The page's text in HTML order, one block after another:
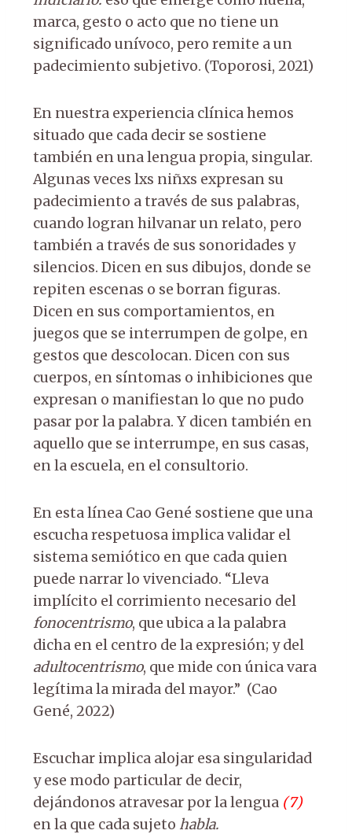
marca, gesto o acto que no tiene un
significado unívoco, pero remite a un
padecimiento subjetivo. (Toporosi, 2021)
En nuestra experiencia clínica hemos
situado que cada decir se sostiene
también en una lengua propia, singular.
Algunas veces lxs niñxs expresan su
padecimiento a través de sus palabras,
cuando logran hilvanar un relato, pero
también a través de sus sonoridades y
silencios. Dicen en sus dibujos, donde se
repiten escenas o se borran figuras.
Dicen en sus comportamientos, en
juegos que se interrumpen de golpe, en
gestos que descolocan. Dicen con sus
cuerpos, en síntomas o inhibiciones que
expresan o manifiestan lo que no pudo
pasar por la palabra. Y dicen también en
aquello que se interrumpe, en sus casas,
en la escuela, en el consultorio.
En esta línea Cao Gené sostiene que una
escucha respetuosa implica validar el
sistema semiótico en que cada quien
puede narrar lo vivenciado. “Lleva
implícito el corrimiento necesario del
fonocentrismo, que ubica a la palabra
dicha en el centro de la expresión; y del
adultocentrismo, que mide con única vara
legítima la mirada del mayor.” (Cao
Gené, 2022)
Escuchar implica alojar esa singularidad
y ese modo particular de decir,
dejándonos atravesar por la lengua (7)
en la que cada sujeto habla.